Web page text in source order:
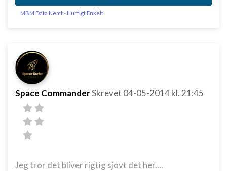
MBM Data Nemt - Hurtigt Enkelt
Space CommanderSkrevet 04-05-2014kl. 21:45
Jeg tror det bliver rigtig sjovt det her....